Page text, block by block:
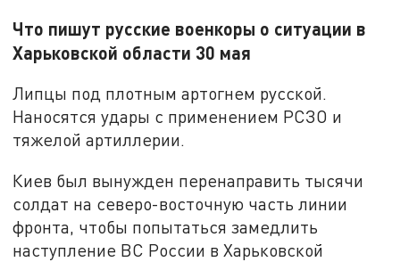
Что пишут русские военкоры о ситуации в
Харьковской области 30 мая
Липцы под плотным артогнем русской.
Наносятся удары с применением РСЗО и
тяжелой артиллерии.
Киев был вынужден перенаправить тысячи
солдат на северо-восточную часть линии
фронта, чтобы попытаться замедлить
наступление ВС России в Харьковской